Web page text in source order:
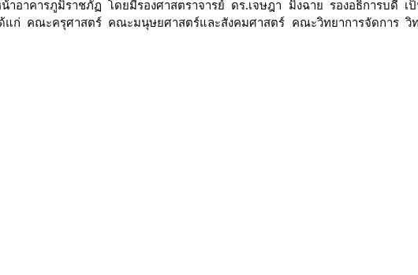
อาคารภูมิราชภัฏ โดยมีรองศาสตราจารย์ ดร.เจษฎา มิ่งฉาย รองอธิการบดี
แก่ คณะครุศาสตร์ คณะมนุษยศาสตร์และสังคมศาสตร์ คณะวิทยาการจัดการ วิท